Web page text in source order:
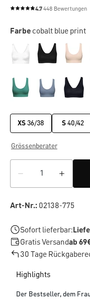
Durchschnittliche
4.7448 Bewertungen
Farbe cobalt blue print
XS 36/38 S40/42
Grössenberater
Art-Nr.: 02138-775
Sofort lieferbar:
Gratis Versandab
30 Tage
Highlights
Der Bestseller, dem